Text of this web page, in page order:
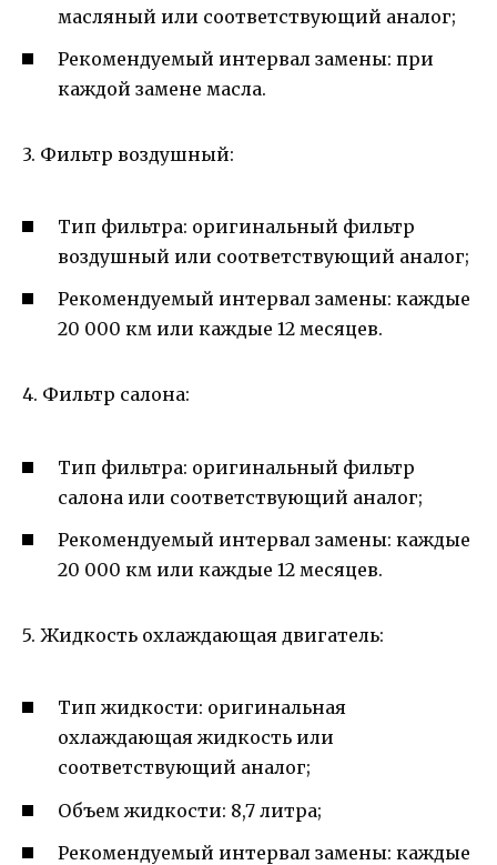
масляный или соответствующий аналог;
Рекомендуемый интервал замены: при
каждой замене масла.
3. Фильтр воздушный:
Тип фильтра: оригинальный фильтр
воздушный или соответствующий аналог;
Рекомендуемый интервал замены: каждые
20 000 км или каждые 12 месяцев.
4. Фильтр салона:
Тип фильтра: оригинальный фильтр
салона или соответствующий аналог;
Рекомендуемый интервал замены: каждые
20 000 км или каждые 12 месяцев.
5. Жидкость охлаждающая двигатель:
Тип жидкости: оригинальная
охлаждающая жидкость или
соответствующий аналог;
Объем жидкости: 8,7 литра;
Рекомендуемый интервал замены: каждые